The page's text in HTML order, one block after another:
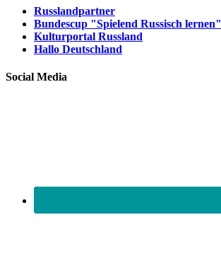
Russlandpartner
Bundescup "Spielend Russisch lernen"
Kulturportal Russland
Hallo Deutschland
Social Media